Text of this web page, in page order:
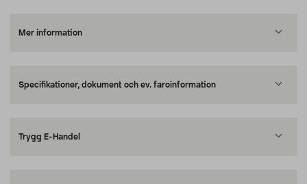
Mer information
Specifikationer, dokument och ev. faroinformation
Trygg E-Handel